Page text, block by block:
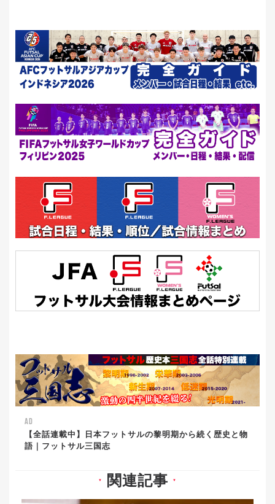
AD
【全話連載中】日本フットサルの黎明期から続く歴史と物
語｜フットサル三国志
▼ 関連記事 ▼